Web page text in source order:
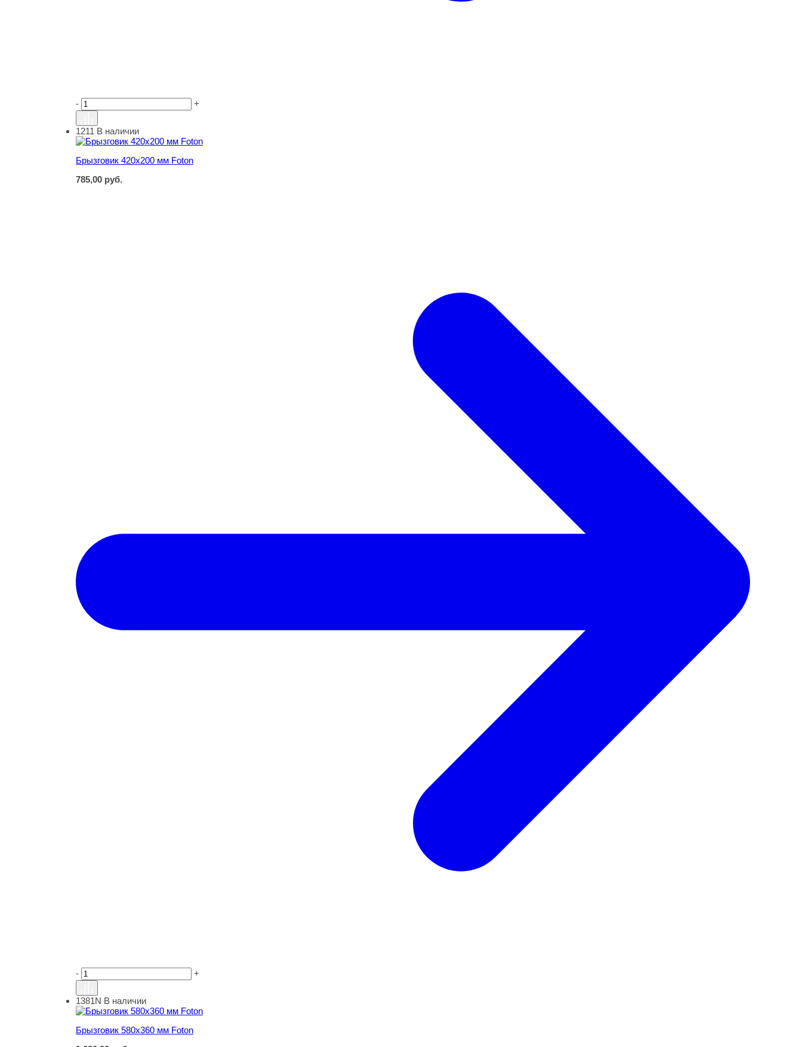
- +
Брызговик 420х200 мм Foton
1211 В наличии
Брызговик 420х200 мм Foton
785,00 руб.
- +
Брызговик 580х360 мм Foton
1381N В наличии
Брызговик 580х360 мм Foton